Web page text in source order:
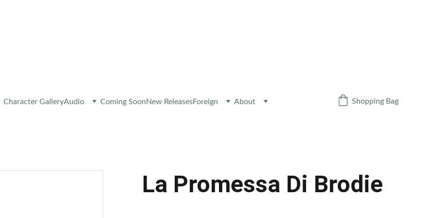
Character GalleryAudio Coming SoonNew ReleasesForeign About Shopping Bag
La Promessa Di Brodie